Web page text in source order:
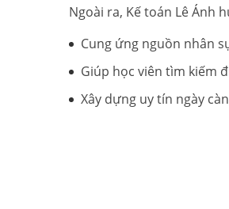
Ngoài ra, Kế toán Lê Ánh
Cung ứng nguồn nhân
Giúp học viên tìm kiếm
Xây dựng uy tín ngày